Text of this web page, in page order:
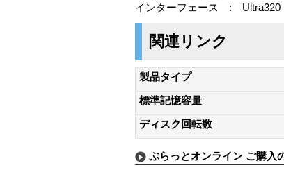
インターフェース : Ultra320
関連リンク
製品タイプ
標準記憶容量
ディスク回転数
ぷらっとオンライン ご購入